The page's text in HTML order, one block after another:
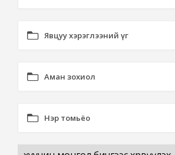
Явцуу хэрэглээний үг
Аман зохиол
Нэр томьёо